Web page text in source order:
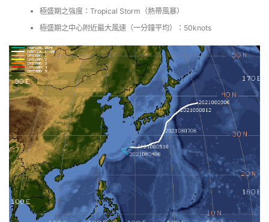
極盛期之強度：Tropical Storm（熱帶風暴）
極盛期之中心附近最大風速（一分鐘平均）：50knots